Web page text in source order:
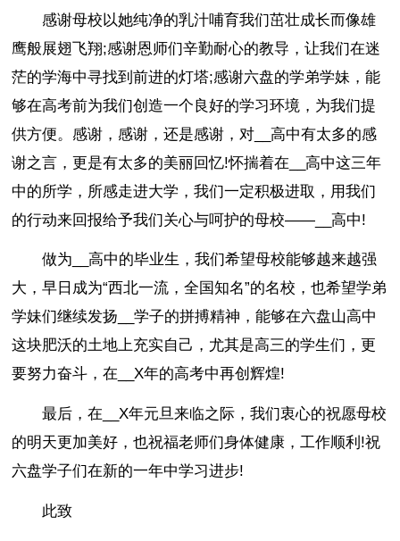
感谢母校以她纯净的乳汁哺育我们茁壮成长而像雄
鹰般展翅飞翔;感谢恩师们辛勤耐心的教导，让我们在迷
茫的学海中寻找到前进的灯塔;感谢六盘的学弟学妹，能
够在高考前为我们创造一个良好的学习环境，为我们提
供方便。感谢，感谢，还是感谢，对__高中有太多的感
谢之言，更是有太多的美丽回忆!怀揣着在__高中这三年
中的所学，所感走进大学，我们一定积极进取，用我们
的行动来回报给予我们关心与呵护的母校——__高中!
做为__高中的毕业生，我们希望母校能够越来越强
大，早日成为“西北一流，全国知名”的名校，也希望学弟
学妹们继续发扬__学子的拼搏精神，能够在六盘山高中
这块肥沃的土地上充实自己，尤其是高三的学生们，更
要努力奋斗，在__X年的高考中再创辉煌!
最后，在__X年元旦来临之际，我们衷心的祝愿母校
的明天更加美好，也祝福老师们身体健康，工作顺利!祝
六盘学子们在新的一年中学习进步!
此致